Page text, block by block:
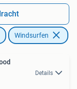
Windsurfen
Details